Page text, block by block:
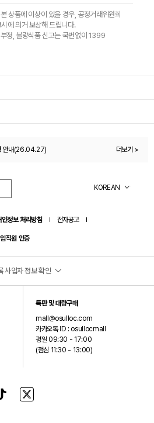
본 상품에 이상이 있을 경우, 공정거래위원회
시에 의거 보상해 드립니다.
부정, 불량식품 신고는 국번없이 1399
안내(26.04.27)
더보기 >
KOREAN
인정보 처리방침 전자공고
직원 인증
사업자 정보 확인
신화역사로 15 (오설록 티뮤지엄)
-0075
브랜드에 대해서는 통신판매중개자이며 통신판매의
특판 및 대량구매
mall@osulloc.com
카카오톡 ID : osullocmall
평일 09:30 - 17:00
(점심 11:30 - 13:00)
X(구 트위터)